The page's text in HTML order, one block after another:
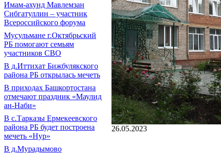
Имам-ахунд Мавлемзан
Сибгатуллин – участник
Всероссийского форума
Мусульмане г.Октябрьский
РБ помогают семьям
участников СВО
В д.Иттихат Бижбулякского
района РБ открылась мечеть
В приходах Башкортостана
отмечают праздник «Маулид
ан-Наби»
В с.Тарказы Ермекеевского
района РБ будет построена
мечеть «Нур»
В д.Мурадымово
26.05.2023